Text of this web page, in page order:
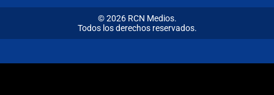
© 2026 RCN Medios.
Todos los derechos reservados.